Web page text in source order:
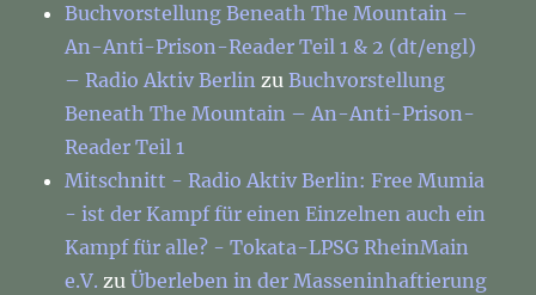
Buchvorstellung Beneath The Mountain –
An-Anti-Prison-Reader Teil 1 & 2 (dt/engl)
– Radio Aktiv Berlin zuBuchvorstellung
Beneath The Mountain – An-Anti-Prison-
Reader Teil 1
Mitschnitt - Radio Aktiv Berlin: Free Mumia
- ist der Kampf für einen Einzelnen auch ein
Kampf für alle? - Tokata-LPSG RheinMain
e.V. zuÜberleben in der Masseninhaftierung